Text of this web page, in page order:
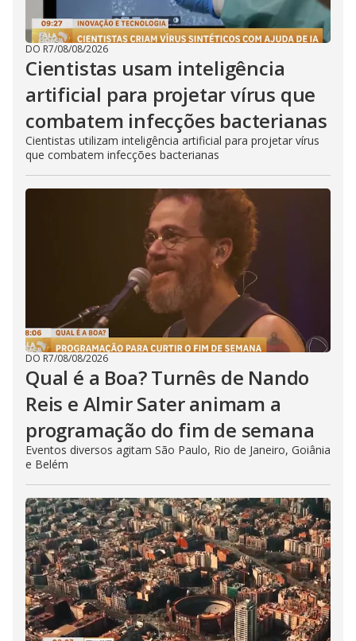
DO R7/08/08/2026
Cientistas usam inteligência
artificial para projetar vírus que
combatem infecções bacterianas
Cientistas utilizam inteligência artificial para projetar vírus
que combatem infecções bacterianas
DO R7/08/08/2026
Qual é a Boa? Turnês de Nando
Reis e Almir Sater animam a
programação do fim de semana
Eventos diversos agitam São Paulo, Rio de Janeiro, Goiânia
e Belém